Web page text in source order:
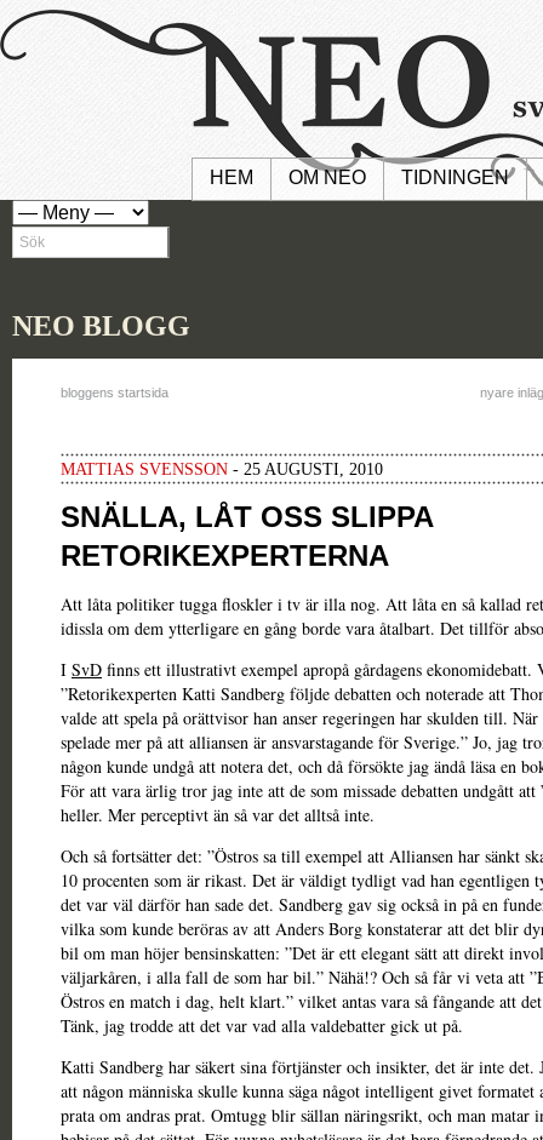
HEM OM NEO TIDNINGEN
NEO BLOGG
bloggens startsida nyare
MATTIAS SVENSSON - 25 AUGUSTI, 2010
SNÄLLA, LÅT OSS SLIPPA
RETORIKEXPERTERNA
Att låta politiker tugga floskler i tv är illa nog. Att låta en så kallad
idissla om dem ytterligare en gång borde vara åtalbart. Det tillför
I SvD finns ett illustrativt exempel apropå gårdagens ekonomidebatt.
”Retorikexperten Katti Sandberg följde debatten och noterade att
valde att spela på orättvisor han anser regeringen har skulden till.
spelade mer på att alliansen är ansvarstagande för Sverige.” Jo, jag
någon kunde undgå att notera det, och då försökte jag ändå läsa en
För att vara ärlig tror jag inte att de som missade debatten undgått att
heller. Mer perceptivt än så var det alltså inte.
Och så fortsätter det: ”Östros sa till exempel att Alliansen har sänkt
10 procenten som är rikast. Det är väldigt tydligt vad han egentligen
det var väl därför han sade det. Sandberg gav sig också in på en
vilka som kunde beröras av att Anders Borg konstaterar att det blir
bil om man höjer bensinskatten: ”Det är ett elegant sätt att direkt
väljarkåren, i alla fall de som har bil.” Nähä!? Och så får vi veta att
Östros en match i dag, helt klart.” vilket antas vara så fångande att
Tänk, jag trodde att det var vad alla valdebatter gick ut på.
Katti Sandberg har säkert sina förtjänster och insikter, det är inte det.
att någon människa skulle kunna säga något intelligent givet formatet
prata om andras prat. Omtugg blir sällan näringsrikt, och man matar